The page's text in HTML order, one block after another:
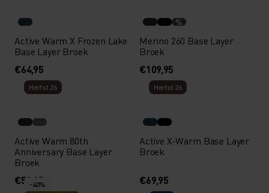
Active Warm X Frozen Lake
Base Layer Broek
€64,95
%
Merino 260 Base Layer
Broek
€109,95
Herfst 26
Active Warm 80th
Anniversary Base Layer
Broek
€59,95
Herfst 26
Active X-Warm Base Layer
Broek
€69,95
-40%